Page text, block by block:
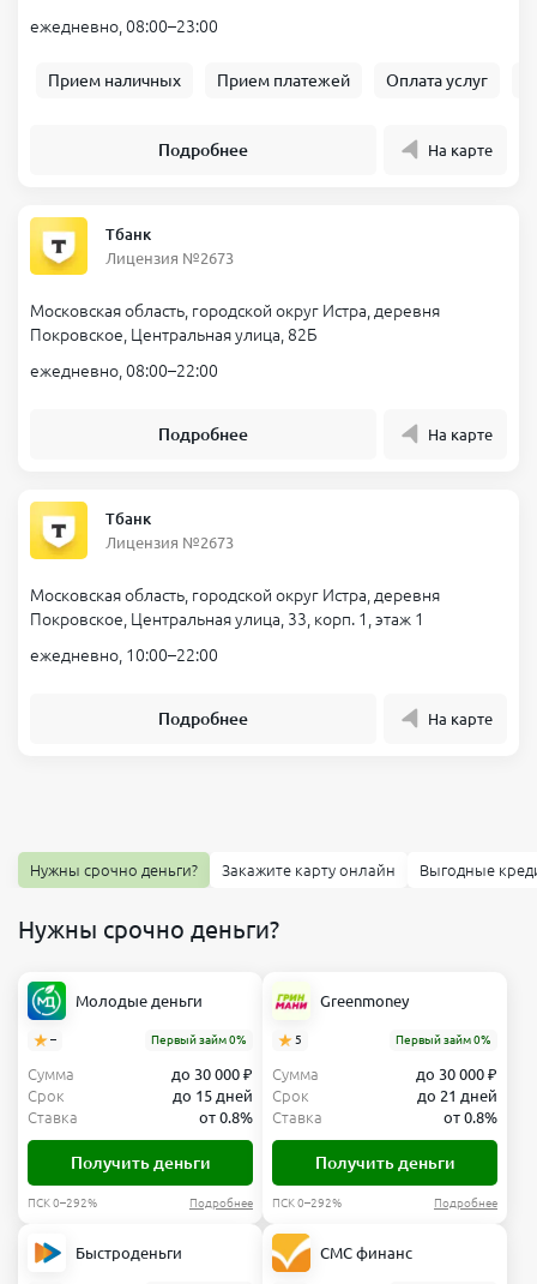
ежедневно, 08:00–23:00
Прием наличных Прием платежей Оплата услуг
Подробнее На карте
Тбанк
Лицензия №2673
Московская область, городской округ Истра, деревня
Покровское, Центральная улица, 82Б
ежедневно, 08:00–22:00
Подробнее На карте
Тбанк
Лицензия №2673
Московская область, городской округ Истра, деревня
Покровское, Центральная улица, 33, корп. 1, этаж 1
ежедневно, 10:00–22:00
Подробнее На карте
Нужны срочно деньги? Закажите карту онлайн Выгодные
Нужны срочно деньги?
Молодые деньги
– Первый займ 0%
Сумма
до 30 000 ₽
Срок
до 15 дней
Ставка
от 0.8%
Получить деньги
ПСК 0–292% Подробнее
Greenmoney
5 Первый займ 0%
Сумма
до 30 000 ₽
Срок
до 21 дней
Ставка
от 0.8%
Получить деньги
ПСК 0–292% Подробнее
Быстроденьги СМС финанс